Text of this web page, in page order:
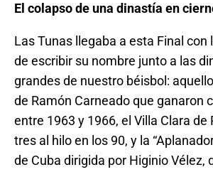
El colapso de una dinastía en
Las Tunas llegaba a esta Final con
de escribir su nombre junto a las
grandes de nuestro béisbol:
de Ramón Carneado que ganaron
entre 1963 y 1966, el Villa Clara de
tres al hilo en los 90, y la
de Cuba dirigida por Higinio Vélez,